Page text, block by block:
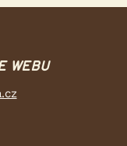
WEBU